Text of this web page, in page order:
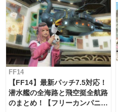
FF14
【FF14】最新パッチ7.5対応！
潜水艦の全海路と飛空挺全航路
のまとめ！【フリーカンパニ